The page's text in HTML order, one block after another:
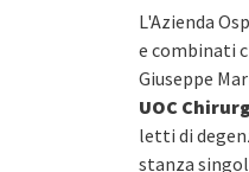
L'Azienda
e combinati
Giuseppe
UOC
letti di
stanza